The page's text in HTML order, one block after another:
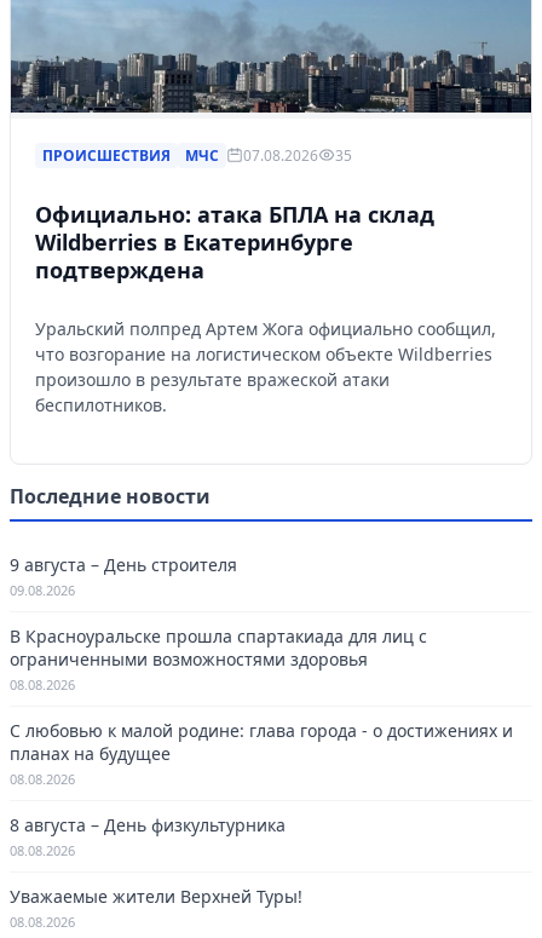
ПРОИСШЕСТВИЯ МЧС 07.08.2026 35
Официально: атака БПЛА на склад
Wildberries в Екатеринбурге
подтверждена
Уральский полпред Артем Жога официально сообщил,
что возгорание на логистическом объекте Wildberries
произошло в результате вражеской атаки
беспилотников.
Последние новости
9 августа – День строителя
09.08.2026
В Красноуральске прошла спартакиада для лиц с
ограниченными возможностями здоровья
08.08.2026
С любовью к малой родине: глава города - о достижениях и
планах на будущее
08.08.2026
8 августа – День физкультурника
08.08.2026
Уважаемые жители Верхней Туры!
08.08.2026